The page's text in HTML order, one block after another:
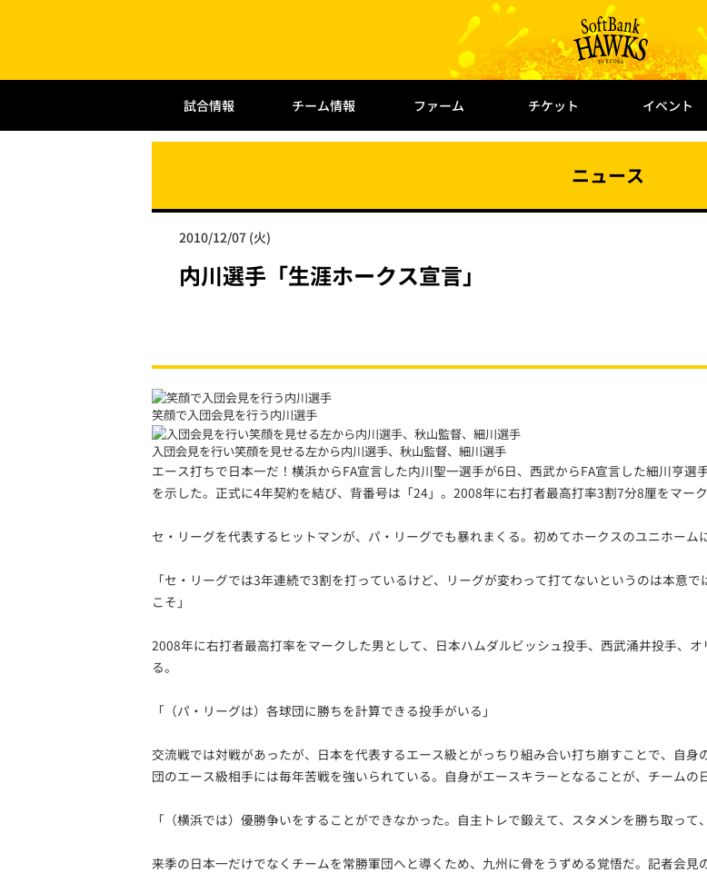
試合情報 チーム情報 ファーム チケット イベント
ニュース
2010/12/07 (火)
内川選手「生涯ホークス宣言」
笑顔で入団会見を行う内川選手
入団会見を行い笑顔を見せる左から内川選手、秋山監督、細川選手
エース打ちで日本一だ！横浜からFA宣言した内川聖一選手が6日、西武からFA宣言した細川亨
を示した。正式に4年契約を結び、背番号は「24」。2008年に右打者最高打率3割7分8厘をマー
セ・リーグを代表するヒットマンが、パ・リーグでも暴れまくる。初めてホークスのユニホーム
「セ・リーグでは3年連続で3割を打っているけど、リーグが変わって打てないというのは本意
こそ」
2008年に右打者最高打率をマークした男として、日本ハムダルビッシュ投手、西武涌井投手、
る。
「（パ・リーグは）各球団に勝ちを計算できる投手がいる」
交流戦では対戦があったが、日本を代表するエース級とがっちり組み合い打ち崩すことで、自
団のエース級相手には毎年苦戦を強いられている。自身がエースキラーとなることが、チームの
「（横浜では）優勝争いをすることができなかった。自主トレで鍛えて、スタメンを勝ち取って
来季の日本一だけでなくチームを常勝軍団へと導くため、九州に骨をうずめる覚悟だ。記者会